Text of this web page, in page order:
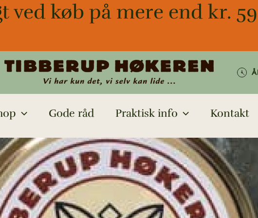
ved køb på mere end kr.
Gode råd Praktisk info Kontakt